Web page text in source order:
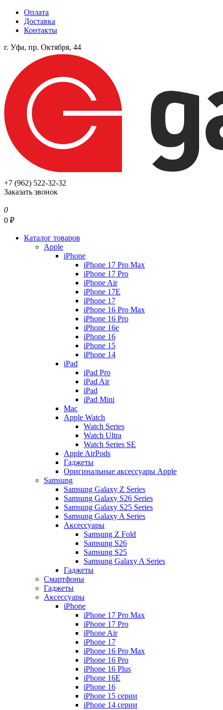
Оплата
Доставка
Контакты
г. Уфа, пр. Октября, 44
+7 (962) 522-32-32
Заказать звонок
0
0 ₽
Каталог товаров
Apple
iPhone
iPhone 17 Pro Max
iPhone 17 Pro
iPhone Air
iPhone 17E
iPhone 17
iPhone 16 Pro Max
iPhone 16 Pro
iPhone 16e
iPhone 16
iPhone 15
iPhone 14
iPad
iPad Pro
iPad Air
iPad
iPad Mini
Mac
Apple Watch
Watch Series
Watch Ultra
Watch Series SE
Apple AirPods
Гаджеты
Оригинальные аксессуары Apple
Samsung
Samsung Galaxy Z Series
Samsung Galaxy S26 Series
Samsung Galaxy S25 Series
Samsung Galaxy A Series
Аксессуары
Samsung Z Fold
Samsung S26
Samsung S25
Samsung Galaxy A Series
Гаджеты
Смартфоны
Гаджеты
Аксессуары
iPhone
iPhone 17 Pro Max
iPhone 17 Pro
iPhone Air
iPhone 17
iPhone 16 Pro Max
iPhone 16 Pro
iPhone 16 Plus
iPhone 16E
iPhone 16
iPhone 15 серии
iPhone 14 серии